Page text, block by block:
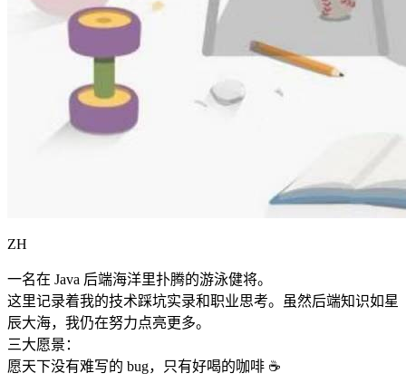
ZH
一名在 Java 后端海洋里扑腾的游泳健将。
这里记录着我的技术踩坑实录和职业思考。虽然后端知识如星
辰大海，我仍在努力点亮更多。
三大愿景：
愿天下没有难写的 bug，只有好喝的咖啡 ☕️